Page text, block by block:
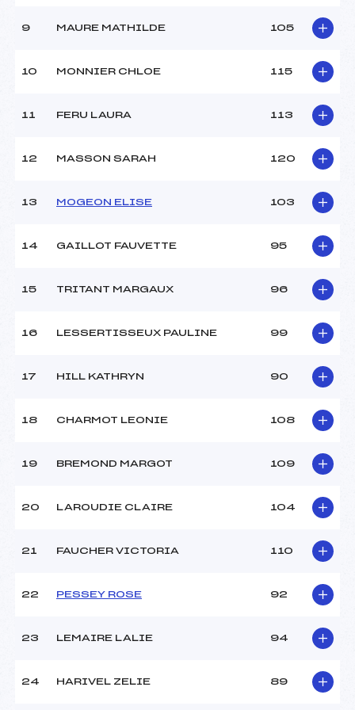
9 MAURE MATHILDE 105
10 MONNIER CHLOE 115
11 FERU LAURA 113
12 MASSON SARAH 120
13 MOGEON ELISE 103
14 GAILLOT FAUVETTE 95
15 TRITANT MARGAUX 96
16 LESSERTISSEUX PAULINE 99
17 HILL KATHRYN 90
18 CHARMOT LEONIE 108
19 BREMOND MARGOT 109
20 LAROUDIE CLAIRE 104
21 FAUCHER VICTORIA 110
22 PESSEY ROSE 92
23 LEMAIRE LALIE 94
24 HARIVEL ZELIE 89